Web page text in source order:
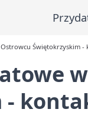
Świętokrzyskim -